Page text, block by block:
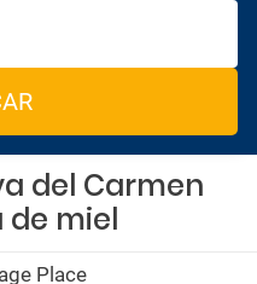
del Carmen
de miel
Place